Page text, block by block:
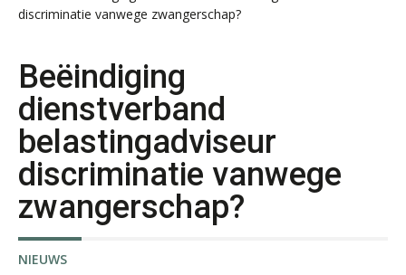
discriminatie vanwege zwangerschap?
Beëindiging
dienstverband
belastingadviseur
discriminatie vanwege
zwangerschap?
NIEUWS
Winfred Merkus